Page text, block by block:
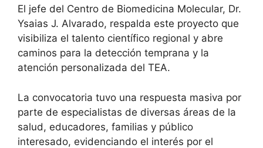
El jefe del Centro de Biomedicina Molecular, Dr.
Ysaias J. Alvarado, respalda este proyecto que
visibiliza el talento científico regional y abre
caminos para la detección temprana y la
atención personalizada del TEA.
La convocatoria tuvo una respuesta masiva por
parte de especialistas de diversas áreas de la
salud, educadores, familias y público
interesado, evidenciando el interés por el